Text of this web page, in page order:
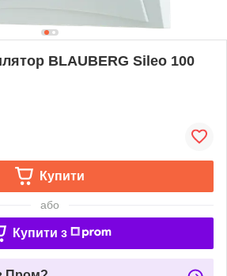
BLAUBERG Sileo 100
Купити
або
Купити з